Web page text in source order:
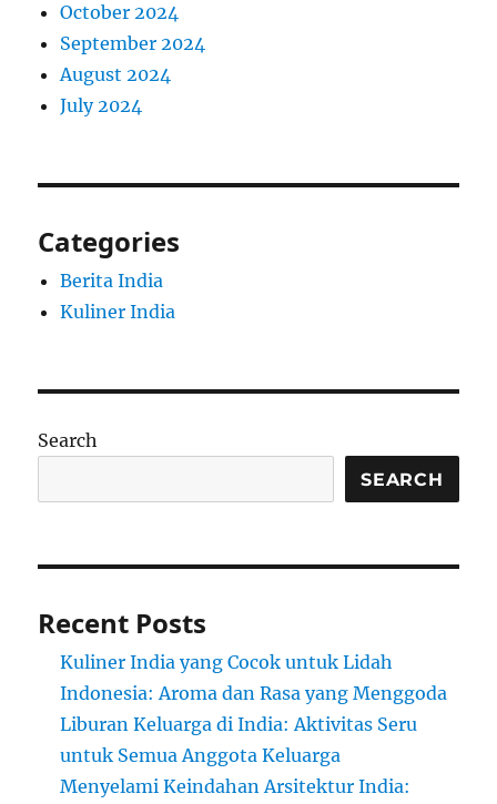
October 2024
September 2024
August 2024
July 2024
Categories
Berita India
Kuliner India
Search
SEARCH
Recent Posts
Kuliner India yang Cocok untuk Lidah
Indonesia: Aroma dan Rasa yang Menggoda
Liburan Keluarga di India: Aktivitas Seru
untuk Semua Anggota Keluarga
Menyelami Keindahan Arsitektur India: